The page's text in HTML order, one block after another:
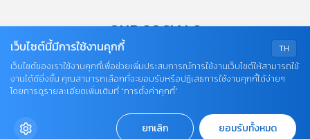
OUR SOCIALS
© COPYRIGHT 2026
TH
เว็บไซต์นี้มีการใช้งานคุกกี้
เว็บไซต์ของเราใช้งานคุกกี้เพื่อช่วยเพิ่มประสบการณ์การใช้งานเว็บไซต์ให้สามารถใช้
งานได้ดียิ่งขึ้น คุณสามารถเลือกที่จะยอมรับหรือปฏิเสธการใช้งานคุกกี้ได้ง่ายๆ
โดยการดูรายละเอียดเพิ่มเติมที่ “การตั้งค่าคุกกี้”
ยกเลิก ยอมรับทั้งหมด